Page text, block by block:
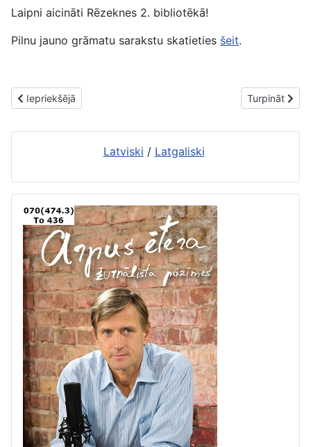
Laipni aicināti Rēzeknes 2. bibliotēkā!
Pilnu jauno grāmatu sarakstu skatieties šeit.
Iepriekšējais raksts: Jaunās grāmatas Rēzeknes 2. bibliotēkā.
Iepriekšējā Nākamais
Turpināt
Latviski / Latgaliski